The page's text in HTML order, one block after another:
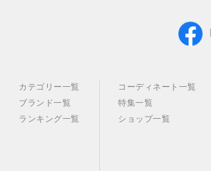
カテゴリー一覧
ブランド一覧
ランキング一覧
コーディネート一覧
特集一覧
ショップ一覧